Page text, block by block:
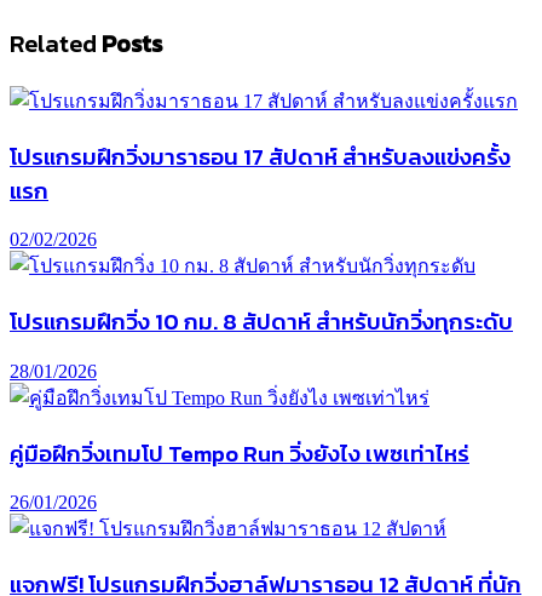
Related Posts
โปรแกรมฝึกวิ่งมาราธอน 17 สัปดาห์ สำหรับลงแข่งครั้ง
แรก
02/02/2026
โปรแกรมฝึกวิ่ง 10 กม. 8 สัปดาห์ สำหรับนักวิ่งทุกระดับ
28/01/2026
คู่มือฝึกวิ่งเทมโป Tempo Run วิ่งยังไง เพซเท่าไหร่
26/01/2026
แจกฟรี! โปรแกรมฝึกวิ่งฮาล์ฟมาราธอน 12 สัปดาห์ ที่นัก